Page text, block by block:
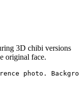
3D chibi versions
original face.
photo.